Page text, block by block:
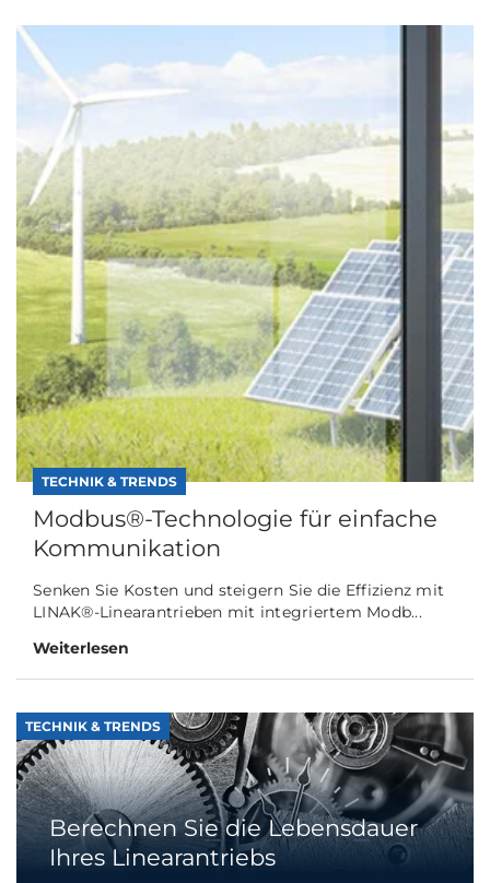
TECHNIK & TRENDS
Modbus®-Technologie für einfache
Kommunikation
Senken Sie Kosten und steigern Sie die Effizienz mit
LINAK®-Linearantrieben mit integriertem Modb...
Weiterlesen
TECHNIK & TRENDS
Berechnen Sie die Lebensdauer
Ihres Linearantriebs